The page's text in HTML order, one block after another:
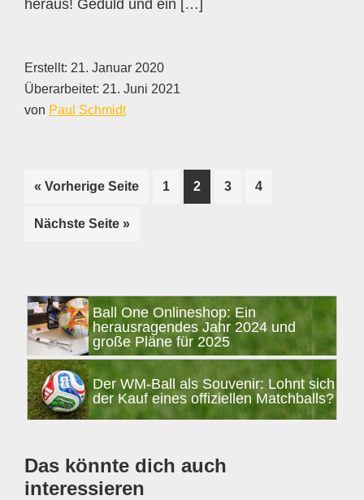
heraus! Geduld und ein […]
Erstellt: 21. Januar 2020
Überarbeitet: 21. Juni 2021
von Paul Schmidt
« Vorherige Seite
Seite
1 Seite
2 Seite
3 Seite
4
Nächste Seite aufrufen
»
SeitenspalteBall One Onlineshop: Ein
herausragendes Jahr 2024 und
große Pläne für 2025
Der WM-Ball als Souvenir: Lohnt sich
der Kauf eines offiziellen Matchballs?
Das könnte dich auch
interessieren